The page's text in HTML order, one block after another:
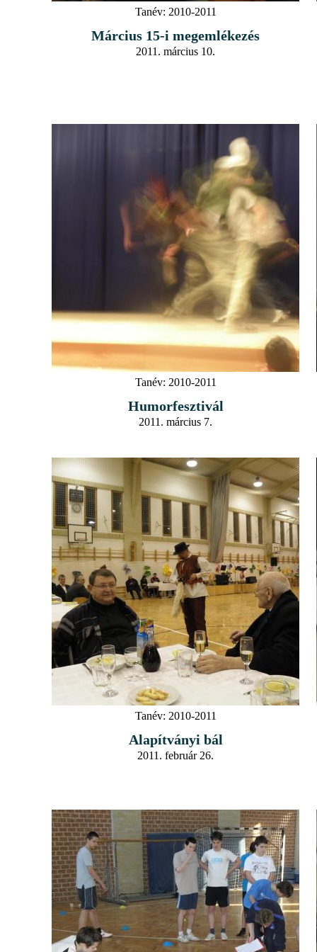
Tanév: 2010-2011
Március 15-i megemlékezés
2011. március 10.
Tanév: 2010-2011
Humorfesztivál
2011. március 7.
Tanév: 2010-2011
Alapítványi bál
2011. február 26.